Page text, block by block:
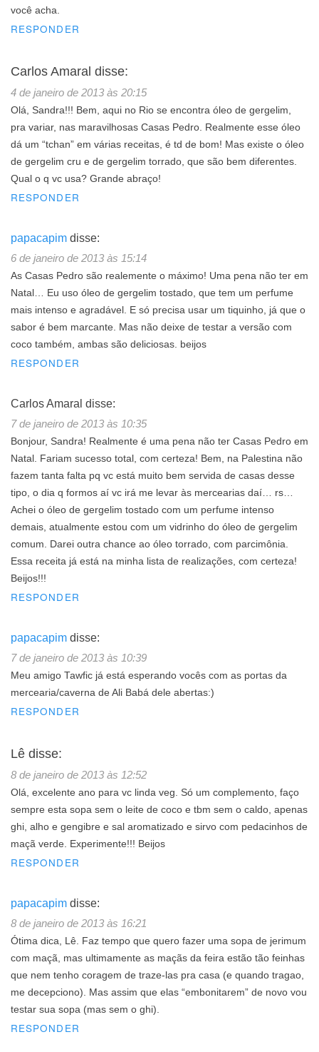
você acha.
RESPONDER
Carlos Amaral disse:
4 de janeiro de 2013 às 20:15
Olá, Sandra!!! Bem, aqui no Rio se encontra óleo de gergelim,
pra variar, nas maravilhosas Casas Pedro. Realmente esse óleo
dá um “tchan” em várias receitas, é td de bom! Mas existe o óleo
de gergelim cru e de gergelim torrado, que são bem diferentes.
Qual o q vc usa? Grande abraço!
RESPONDER
papacapim disse:
6 de janeiro de 2013 às 15:14
As Casas Pedro são realemente o máximo! Uma pena não ter em
Natal… Eu uso óleo de gergelim tostado, que tem um perfume
mais intenso e agradável. E só precisa usar um tiquinho, já que o
sabor é bem marcante. Mas não deixe de testar a versão com
coco também, ambas são deliciosas. beijos
RESPONDER
Carlos Amaral disse:
7 de janeiro de 2013 às 10:35
Bonjour, Sandra! Realmente é uma pena não ter Casas Pedro em
Natal. Fariam sucesso total, com certeza! Bem, na Palestina não
fazem tanta falta pq vc está muito bem servida de casas desse
tipo, o dia q formos aí vc irá me levar às mercearias daí… rs…
Achei o óleo de gergelim tostado com um perfume intenso
demais, atualmente estou com um vidrinho do óleo de gergelim
comum. Darei outra chance ao óleo torrado, com parcimônia.
Essa receita já está na minha lista de realizações, com certeza!
Beijos!!!
RESPONDER
papacapim disse:
7 de janeiro de 2013 às 10:39
Meu amigo Tawfic já está esperando vocês com as portas da
mercearia/caverna de Ali Babá dele abertas:)
RESPONDER
Lê disse:
8 de janeiro de 2013 às 12:52
Olá, excelente ano para vc linda veg. Só um complemento, faço
sempre esta sopa sem o leite de coco e tbm sem o caldo, apenas
ghi, alho e gengibre e sal aromatizado e sirvo com pedacinhos de
maçã verde. Experimente!!! Beijos
RESPONDER
papacapim disse:
8 de janeiro de 2013 às 16:21
Ótima dica, Lê. Faz tempo que quero fazer uma sopa de jerimum
com maçã, mas ultimamente as maçãs da feira estão tão feinhas
que nem tenho coragem de traze-las pra casa (e quando tragao,
me decepciono). Mas assim que elas “embonitarem” de novo vou
testar sua sopa (mas sem o ghi).
RESPONDER